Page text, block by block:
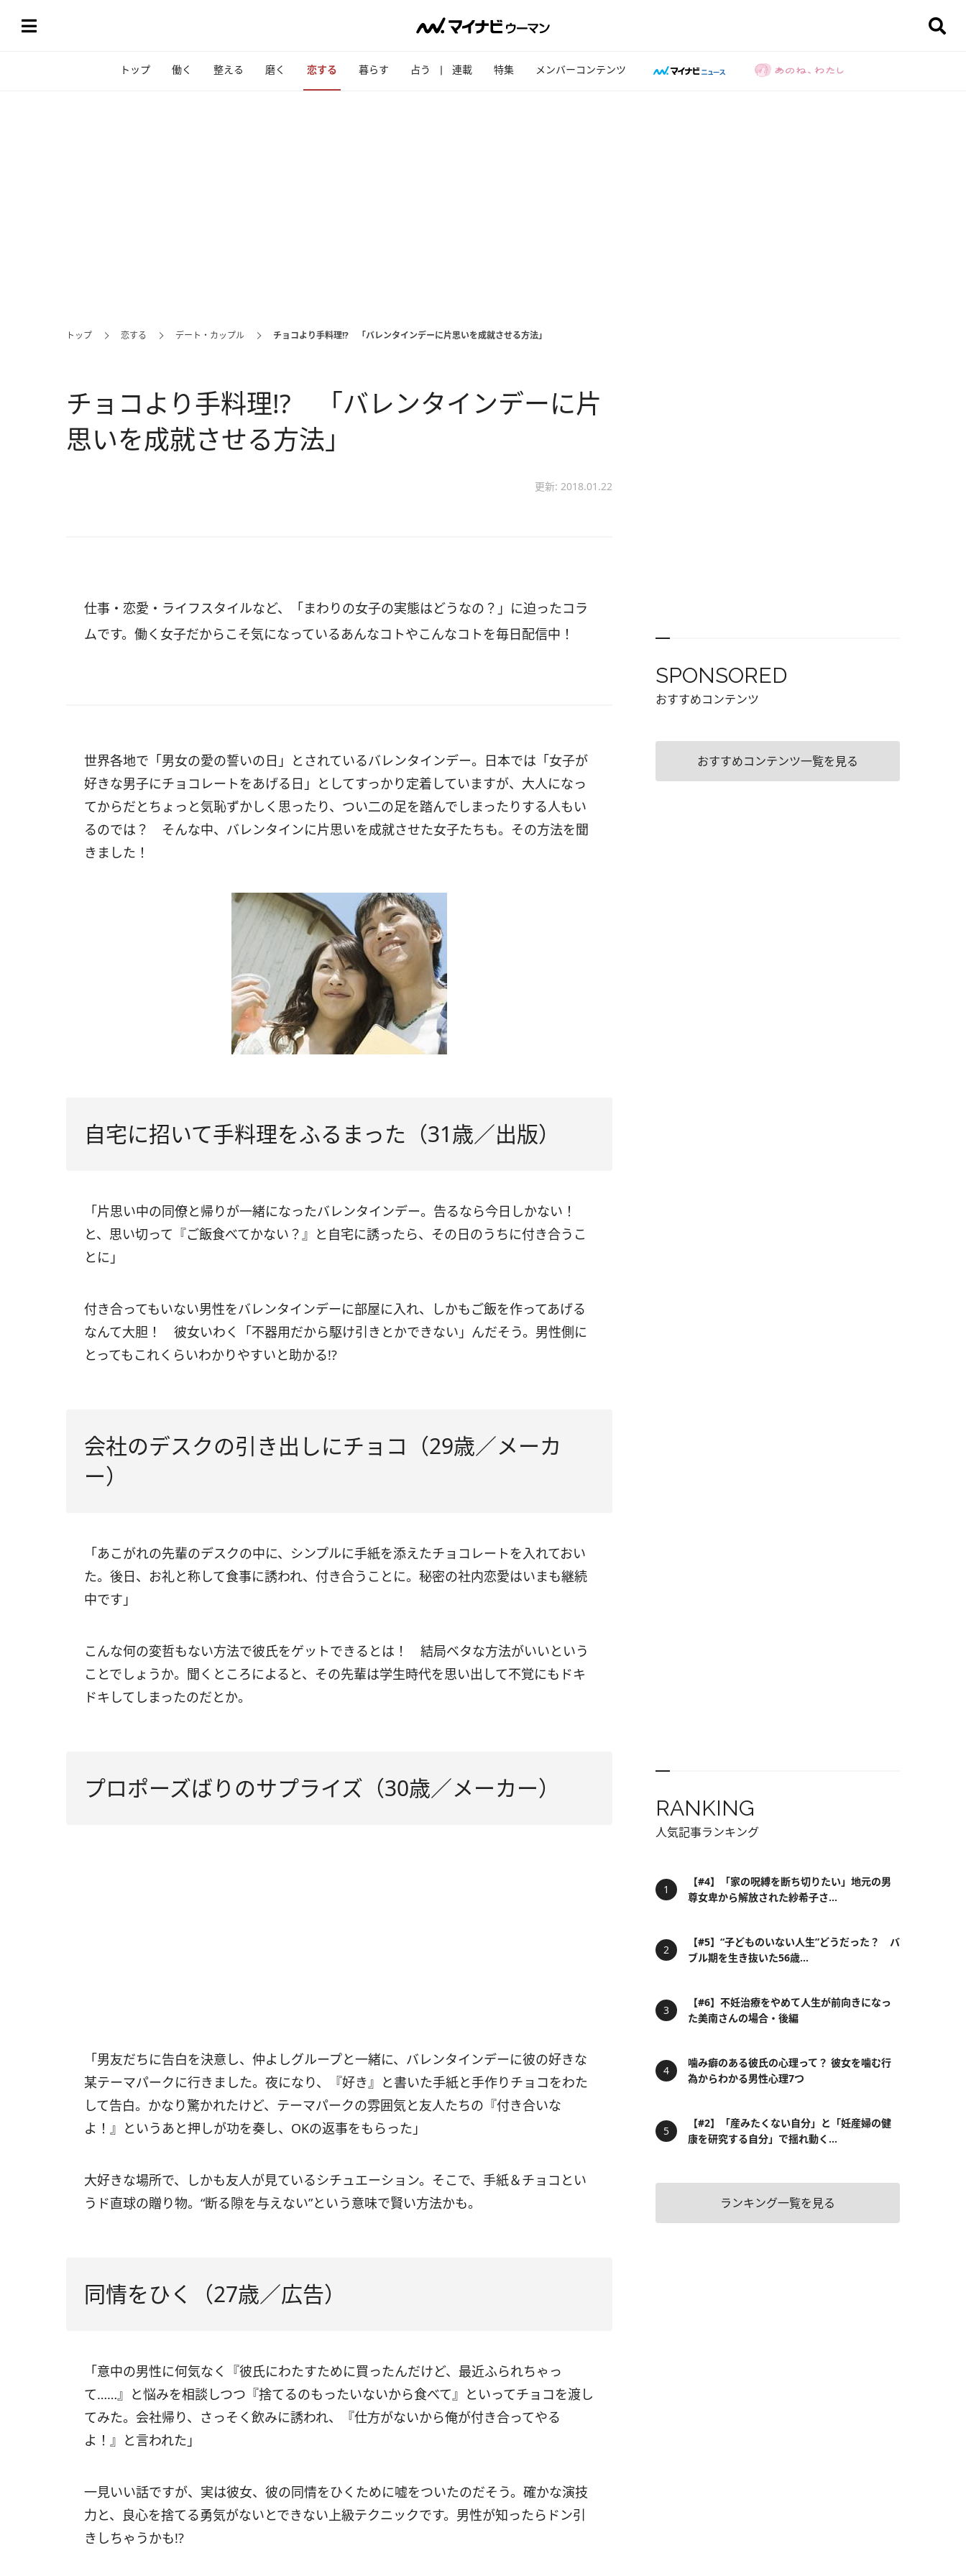
トップ 働く 整える 磨く 恋する 暮らす 占う 連載 特集 メンバーコンテンツ
トップ 恋する デート・カップル チョコより手料理!? 「バレンタインデーに片思いを成就させる方法」
チョコより手料理!? 「バレンタインデーに片
思いを成就させる方法」
更新: 2018.01.22
仕事・恋愛・ライフスタイルなど、「まわりの女子の実態はどうなの？」に迫ったコラ
ムです。働く女子だからこそ気になっているあんなコトやこんなコトを毎日配信中！
世界各地で「男女の愛の誓いの日」とされているバレンタインデー。日本では「女子が
好きな男子にチョコレートをあげる日」としてすっかり定着していますが、大人になっ
てからだとちょっと気恥ずかしく思ったり、つい二の足を踏んでしまったりする人もい
るのでは？ そんな中、バレンタインに片思いを成就させた女子たちも。その方法を聞
きました！
自宅に招いて手料理をふるまった（31歳／出版）
「片思い中の同僚と帰りが一緒になったバレンタインデー。告るなら今日しかない！
と、思い切って『ご飯食べてかない？』と自宅に誘ったら、その日のうちに付き合うこ
とに」
付き合ってもいない男性をバレンタインデーに部屋に入れ、しかもご飯を作ってあげる
なんて大胆！ 彼女いわく「不器用だから駆け引きとかできない」んだそう。男性側に
とってもこれくらいわかりやすいと助かる!?
会社のデスクの引き出しにチョコ（29歳／メーカ
ー）
「あこがれの先輩のデスクの中に、シンプルに手紙を添えたチョコレートを入れておい
た。後日、お礼と称して食事に誘われ、付き合うことに。秘密の社内恋愛はいまも継続
中です」
こんな何の変哲もない方法で彼氏をゲットできるとは！ 結局ベタな方法がいいという
ことでしょうか。聞くところによると、その先輩は学生時代を思い出して不覚にもドキ
ドキしてしまったのだとか。
プロポーズばりのサプライズ（30歳／メーカー）
「男友だちに告白を決意し、仲よしグループと一緒に、バレンタインデーに彼の好きな
某テーマパークに行きました。夜になり、『好き』と書いた手紙と手作りチョコをわた
して告白。かなり驚かれたけど、テーマパークの雰囲気と友人たちの『付き合いな
よ！』というあと押しが功を奏し、OKの返事をもらった」
大好きな場所で、しかも友人が見ているシチュエーション。そこで、手紙＆チョコとい
うド直球の贈り物。“断る隙を与えない”という意味で賢い方法かも。
同情をひく（27歳／広告）
「意中の男性に何気なく『彼氏にわたすために買ったんだけど、最近ふられちゃっ
て……』と悩みを相談しつつ『捨てるのもったいないから食べて』といってチョコを渡し
てみた。会社帰り、さっそく飲みに誘われ、『仕方がないから俺が付き合ってやる
よ！』と言われた」
一見いい話ですが、実は彼女、彼の同情をひくために嘘をついたのだそう。確かな演技
力と、良心を捨てる勇気がないとできない上級テクニックです。男性が知ったらドン引
きしちゃうかも!?
SPONSORED
おすすめコンテンツ
おすすめコンテンツ一覧を見る
RANKING
人気記事ランキング
【#4】「家の呪縛を断ち切りたい」地元の男
尊女卑から解放された紗希子さ...
【#5】“子どものいない人生”どうだった？ バ
ブル期を生き抜いた56歳...
【#6】不妊治療をやめて人生が前向きになっ
た美南さんの場合・後編
噛み癖のある彼氏の心理って？ 彼女を噛む行
為からわかる男性心理7つ
【#2】「産みたくない自分」と「妊産婦の健
康を研究する自分」で揺れ動く...
ランキング一覧を見る